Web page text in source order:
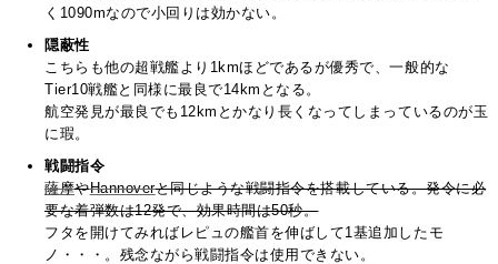
く1090mなので小回りは効かない。
隠蔽性
こちらも他の超戦艦より1kmほどであるが優秀で、一般的な
Tier10戦艦と同様に最良で14kmとなる。
航空発見が最良でも12kmとかなり長くなってしまっているのが玉
に瑕。
戦闘指令
薩摩やHannoverと同じような戦闘指令を搭載している。発令に必
要な着弾数は12発で、効果時間は50秒。
フタを開けてみればレピュの艦首を伸ばして1基追加したモ
ノ・・・。残念ながら戦闘指令は使用できない。